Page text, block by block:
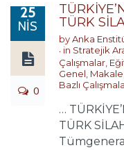
25
NIS
0
TÜRK
byAnka
in Stratejik
Çalışmalar
Genel Makale
Bazlı
…
TÜRK